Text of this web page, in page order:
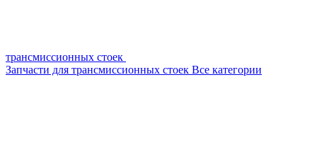
трансмиссионных стоек
Запчасти для трансмиссионных стоек Все категории